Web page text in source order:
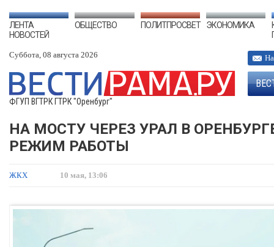
ЛЕНТА
НОВОСТЕЙ
ОБЩЕСТВО ПОЛИТПРОСВЕТ ЭКОНОМИКА
Суббота, 08 августа 2026
ФГУП ВГТРК ГТРК "Оренбург"
НА МОСТУ ЧЕРЕЗ УРАЛ В
РЕЖИМ РАБОТЫ
ЖКХ 10 мая, 13:06